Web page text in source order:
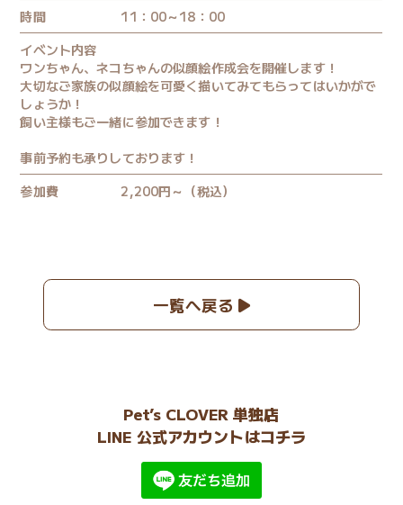
時間
11：00～18：00
イベント内容
ワンちゃん、ネコちゃんの似顔絵作成会を開催します！
大切なご家族の似顔絵を可愛く描いてみてもらってはいかがで
しょうか！
飼い主様もご一緒に参加できます！
事前予約も承りしております！
参加費
2,200円～（税込）
一覧へ戻る
Pet’s CLOVER 単独店
LINE 公式アカウントはコチラ